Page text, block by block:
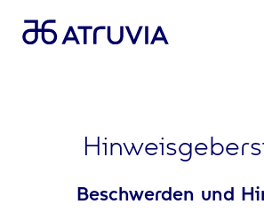
Beschwerden und